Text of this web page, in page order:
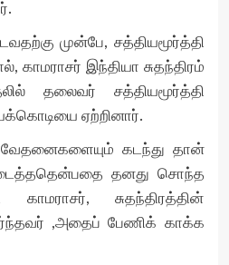
முன்பே, சத்தியமூர்த்தி
காமராசர் இந்தியா சுதந்திரம்
தலைவர் சத்தியமூர்த்தி
ஏற்றினார்.
கடந்து தான்
தனது சொந்த
சுதந்திரத்தின்
,அதைப் பேணிக் காக்க